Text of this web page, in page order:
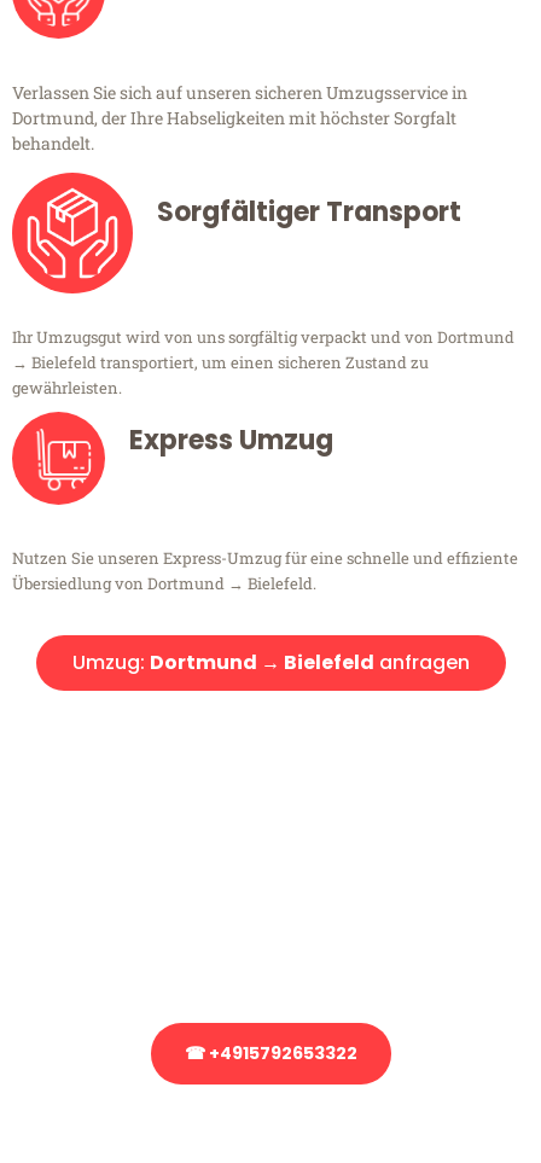
Verlassen Sie sich auf unseren sicheren Umzugsservice in
Dortmund, der Ihre Habseligkeiten mit höchster Sorgfalt
behandelt.
Sorgfältiger Transport
Ihr Umzugsgut wird von uns sorgfältig verpackt und von Dortmund
→ Bielefeld transportiert, um einen sicheren Zustand zu
gewährleisten.
Express Umzug
Nutzen Sie unseren Express-Umzug für eine schnelle und effiziente
Übersiedlung von Dortmund → Bielefeld.
Umzug: Dortmund → Bielefeld anfragen
☎ +4915792653322